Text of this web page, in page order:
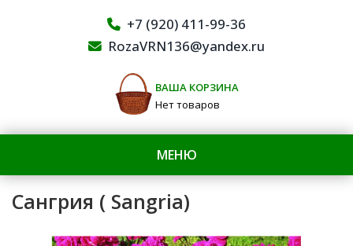
+7 (920) 411-99-36
RozaVRN136@yandex.ru
ВАША КОРЗИНА
Нет товаров
МЕНЮ
Сангрия ( Sangria)